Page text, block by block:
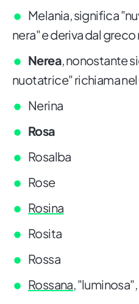
Melania, significa
nera" e deriva dal
Nerea, nonostante
nuotatrice" richiama
Nerina
Rosa
Rosalba
Rose
Rosina
Rosita
Rossa
Rossana,